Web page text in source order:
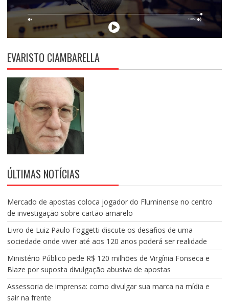
EVARISTO CIAMBARELLA
ÚLTIMAS NOTÍCIAS
Mercado de apostas coloca jogador do Fluminense no centro
de investigação sobre cartão amarelo
Livro de Luiz Paulo Foggetti discute os desafios de uma
sociedade onde viver até aos 120 anos poderá ser realidade
Ministério Público pede R$ 120 milhões de Virgínia Fonseca e
Blaze por suposta divulgação abusiva de apostas
Assessoria de imprensa: como divulgar sua marca na mídia e
sair na frente